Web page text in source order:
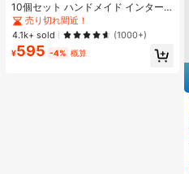
10個セット ハンドメイド インター
ネットセレブリティ優しいラインス
トーンラティスフレンチフォークフ
ァックスパールピンクキャットアイ
ボウ偽ネイル プレスオンネイル ネイ
ルサプライ ハンドメイドプレスオン
売り切れ間近！
4.1k+ sold
(1000+)
¥595 -4% 概算